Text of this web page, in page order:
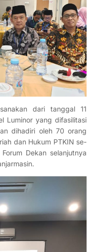
dari tanggal 11
Luminor yang difasilitasi
dihadiri oleh 70 orang
dan Hukum PTKIN se-
Dekan selanjutnya